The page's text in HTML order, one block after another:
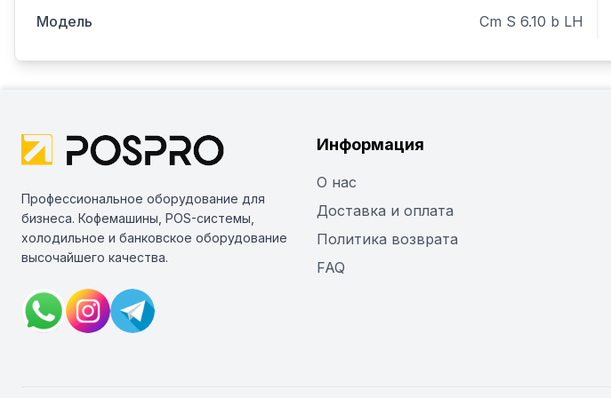
Модель Cm S 6.10 b LH
Профессиональное оборудование для
бизнеса. Кофемашины, POS-системы,
холодильное и банковское оборудование
высочайшего качества.
Информация
О нас
Доставка и оплата
Политика возврата
FAQ